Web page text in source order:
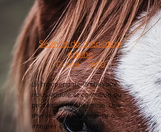
Séance de médiation
équine
Durée : 2h30
Le troupeau de 15 chevaux
nous épaule et contribue au
processus de libération. Une
merveilleuse expérience à
intégrer ou non à un